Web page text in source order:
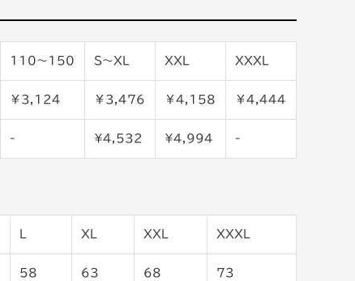
110〜150 S〜XL XXL XXXL
￥3,124 ￥3,476 ￥4,158 ￥4,444
- ¥4,532 ¥4,994 -
XL XXL XXXL
58 63 68 73